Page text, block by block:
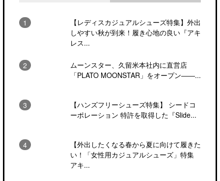
【レディスカジュアルシューズ特集】外出
しやすい秋が到来！履き心地の良い『アキ
レス...
ムーンスター、久留米本社内に直営店
「PLATO MOONSTAR」をオープン――...
【ハンズフリーシューズ特集】 シードコ
ーポレーション 特許を取得した『Slide...
【外出したくなる春から夏に向けて履きた
い！「女性用カジュアルシューズ」特集
アキ...